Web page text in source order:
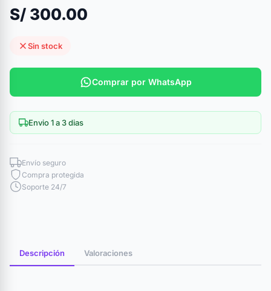
S/ 300.00
Sin stock
Comprar por WhatsApp
Envio 1 a 3 dias
Envío seguro
Compra protegida
Soporte 24/7
Descripción Valoraciones